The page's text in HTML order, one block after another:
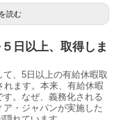
読む
日以上、取得しま
て、5日以上の有給休暇取
れます。本来、有給休暇
。なぜ、義務化される
・ジャパンが実施した